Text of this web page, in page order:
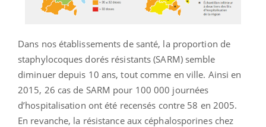
Dans nos établissements de santé, la proportion de
staphylocoques dorés résistants (SARM) semble
diminuer depuis 10 ans, tout comme en ville. Ainsi en
2015, 26 cas de SARM pour 100 000 journées
d’hospitalisation ont été recensés contre 58 en 2005.
En revanche, la résistance aux céphalosporines chez